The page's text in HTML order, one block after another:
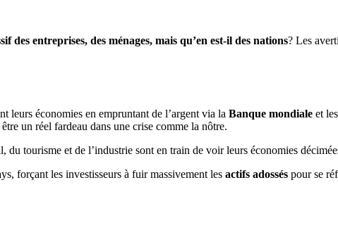
des entreprises, des ménages, mais qu’en est-il des nations? Les
leurs économies en empruntant de l’argent via la Banque mondiale et les
un réel fardeau dans une crise comme la nôtre.
tourisme et de l’industrie sont en train de voir leurs économies
forçant les investisseurs à fuir massivement les actifs adossés pour se